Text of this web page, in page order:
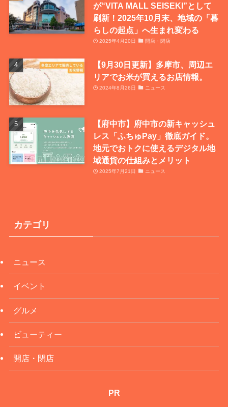
が“VITA MALL SEISEKI”として
刷新！2025年10月末、地域の「暮
らしの起点」へ生まれ変わる
2025年4月20日 開店・閉店
【9月30日更新】多摩市、周辺エ
リアでお米が買えるお店情報。
2024年8月26日 ニュース
【府中市】府中市の新キャッシュ
レス「ふちゅPay」徹底ガイド。
地元でおトクに使えるデジタル地
域通貨の仕組みとメリット
2025年7月21日 ニュース
カテゴリ
ニュース
イベント
グルメ
ビューティー
開店・閉店
PR